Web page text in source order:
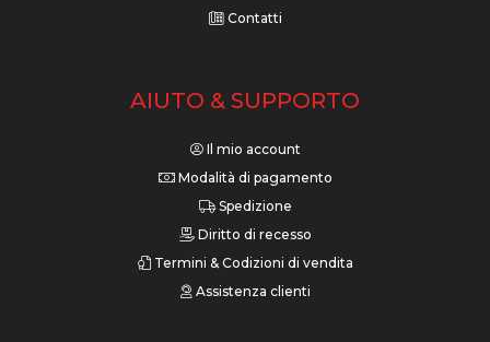
Contatti
AIUTO & SUPPORTO
Il mio account
Modalità di pagamento
Spedizione
Diritto di recesso
Termini & Codizioni di vendita
Assistenza clienti